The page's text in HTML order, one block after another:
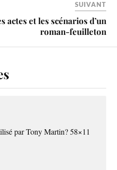
SUIVANT
actes et les scénarios d’un
roman-feuilleton
par Tony Martin? 58×11